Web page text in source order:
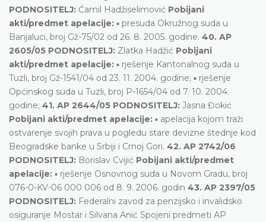
PODNOSITELJ: Ćamil Hadžiselimović Pobijani
akti/predmet apelacije: ▪ presuda Okružnog suda u
Banjaluci, broj Gž-75/02 od 26. 8. 2005. godine. 40. AP
2605/05 PODNOSITELJ: Zlatka Hadžić Pobijani
akti/predmet apelacije: ▪ rješenje Kantonalnog suda u
Tuzli, broj Gž-1541/04 od 23. 11. 2004. godine; ▪ rješenje
Općinskog suda u Tuzli, broj P-1654/04 od 7. 10. 2004.
godine; 41. AP 2644/05 PODNOSITELJ: Jasna Đokić
Pobijani akti/predmet apelacije: ▪ apelacija kojom traži
ostvarenje svojih prava u pogledu stare devizne štednje kod
Beogradske banke u Srbiji i Crnoj Gori. 42. AP 2742/06
PODNOSITELJ: Borislav Cvijić Pobijani akti/predmet
apelacije: ▪ rješenje Osnovnog suda u Novom Gradu, broj
076-0-KV-06 000 006 od 8. 9. 2006. godin 43. AP 2397/05
PODNOSITELJ: Federalni zavod za penzijsko i invalidsko
osiguranje Mostar i Silvana Anić Spojeni predmeti AP